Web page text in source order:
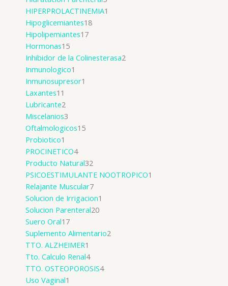
HIPERPROLACTINEMIA1
Hipoglicemiantes18
Hipolipemiantes17
Hormonas15
Inhibidor de la Colinesterasa2
Inmunologico1
Inmunosupresor1
Laxantes11
Lubricante2
Miscelanios3
Oftalmologicos15
Probiotico1
PROCINETICO4
Producto Natural32
PSICOESTIMULANTE NOOTROPICO1
Relajante Muscular7
Solucion de Irrigacion1
Solucion Parenteral20
Suero Oral17
Suplemento Alimentario2
TTO. ALZHEIMER1
Tto. Calculo Renal4
TTO. OSTEOPOROSIS4
Uso Vaginal1